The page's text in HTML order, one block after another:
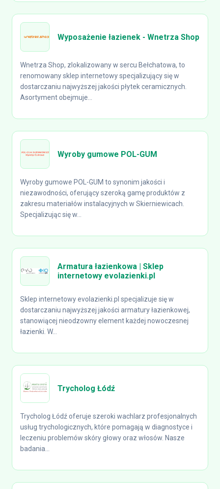
Wyposażenie łazienek - Wnetrza Shop
Wnetrza Shop, zlokalizowany w sercu Bełchatowa, to
renomowany sklep internetowy specjalizujący się w
dostarczaniu najwyższej jakości płytek ceramicznych.
Asortyment obejmuje...
Wyroby gumowe POL-GUM
Wyroby gumowe POL-GUM to synonim jakości i
niezawodności, oferujący szeroką gamę produktów z
zakresu materiałów instalacyjnych w Skierniewicach.
Specjalizując się w...
Armatura łazienkowa | Sklep
internetowy evolazienki.pl
Sklep internetowy evolazienki.pl specjalizuje się w
dostarczaniu najwyższej jakości armatury łazienkowej,
stanowiącej nieodzowny element każdej nowoczesnej
łazienki. W...
Trycholog Łódź
Trycholog Łódź oferuje szeroki wachlarz profesjonalnych
usług trychologicznych, które pomagają w diagnostyce i
leczeniu problemów skóry głowy oraz włosów. Nasze
badania...